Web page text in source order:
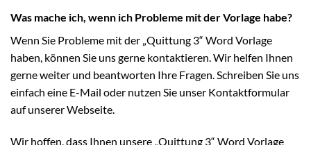
Was mache ich, wenn ich Probleme mit der Vorlage habe?
Wenn Sie Probleme mit der „Quittung 3“ Word Vorlage
haben, können Sie uns gerne kontaktieren. Wir helfen Ihnen
gerne weiter und beantworten Ihre Fragen. Schreiben Sie uns
einfach eine E-Mail oder nutzen Sie unser Kontaktformular
auf unserer Webseite.
Wir hoffen, dass Ihnen unsere „Quittung 3“ Word Vorlage